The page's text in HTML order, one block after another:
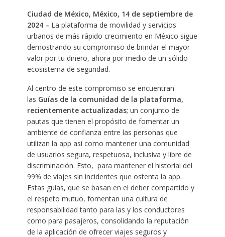
Ciudad de México, México, 14 de septiembre de
2024 – La plataforma de movilidad y servicios
urbanos de más rápido crecimiento en México sigue
demostrando su compromiso de brindar el mayor
valor por tu dinero, ahora por medio de un sólido
ecosistema de seguridad.
Al centro de este compromiso se encuentran
las Guías de la comunidad de la plataforma,
recientemente actualizadas; un conjunto de
pautas que tienen el propósito de fomentar un
ambiente de confianza entre las personas que
utilizan la app así como mantener una comunidad
de usuarios segura, respetuosa, inclusiva y libre de
discriminación. Esto, ​ para mantener el historial del
99% de viajes sin incidentes que ostenta la app.
Estas guías, que se basan en el deber compartido y
el respeto mutuo, fomentan una cultura de
responsabilidad tanto para las y los conductores
como para pasajeros, consolidando la reputación
de la aplicación de ofrecer viajes seguros y